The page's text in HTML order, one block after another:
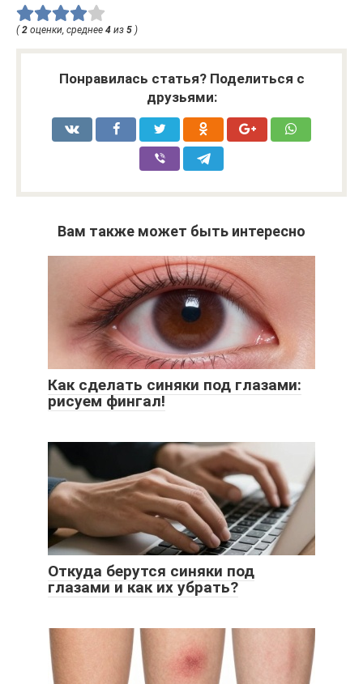
( 2 оценки, среднее 4 из 5 )
Понравилась статья? Поделиться с
друзьями:
Вам также может быть интересно
Как сделать синяки под глазами:
рисуем фингал!
Откуда берутся синяки под
глазами и как их убрать?